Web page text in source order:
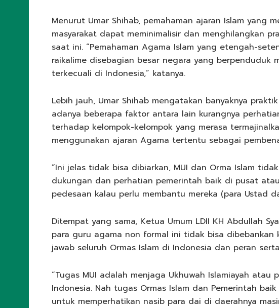
Menurut Umar Shihab, pemahaman ajaran Islam yang
masyarakat dapat meminimalisir dan menghilangkan
saat ini. “Pemahaman Agama Islam yang etengah-
raikalime disebagian besar negara yang berpenduduk
terkecuali di Indonesia,” katanya.
Lebih jauh, Umar Shihab mengatakan banyaknya
adanya beberapa faktor antara lain kurangnya
terhadap kelompok-kelompok yang merasa
menggunakan ajaran Agama tertentu sebagai
“Ini jelas tidak bisa dibiarkan, MUI dan Orma Islam
dukungan dan perhatian pemerintah baik di pusat
pedesaan kalau perlu membantu mereka (para Ustad
Ditempat yang sama, Ketua Umum LDII KH Abdullah
para guru agama non formal ini tidak bisa dibebankan
jawab seluruh Ormas Islam di Indonesia dan peran
“Tugas MUI adalah menjaga Ukhuwah Islamiayah
Indonesia. Nah tugas Ormas Islam dan Pemerintah
untuk memperhatikan nasib para dai di daerahnya